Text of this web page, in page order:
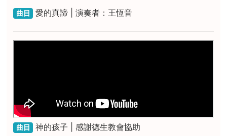
曲目 愛的真諦 | 演奏者：王恆音
曲目 神的孩子 | 感謝德生教會協助